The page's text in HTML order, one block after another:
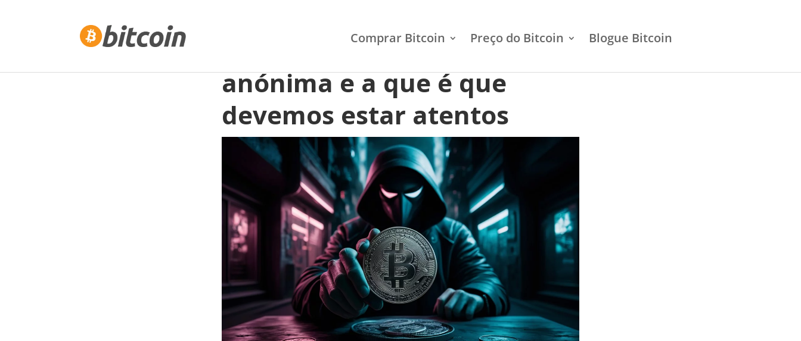
Comprar Bitcoin Preço do Bitcoin Blogue Bitcoin
Como é que a Bitcoin é
anónima e a que é que
devemos estar atentos